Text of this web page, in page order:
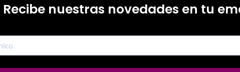
Recibe nuestras novedades en tu